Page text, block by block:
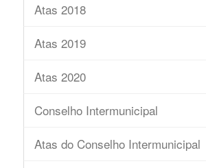
Atas 2018
Atas 2019
Atas 2020
Conselho Intermunicipal
Atas do Conselho Intermunicipal